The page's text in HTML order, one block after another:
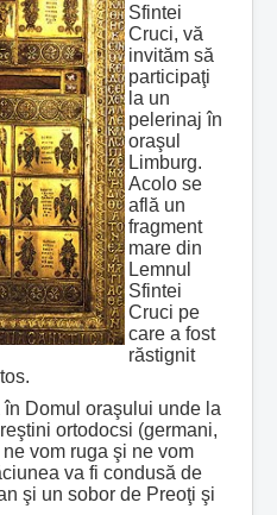
Sfintei
Cruci, vă
invităm să
participaţi
la un
pelerinaj în
oraşul
Limburg.
Acolo se
află un
fragment
mare din
Lemnul
Sfintei
Cruci pe
care a fost
răstignit
Domul oraşului unde la
ortodocsi (germani,
vom ruga şi ne vom
va fi condusă de
şi un sobor de Preoţi şi